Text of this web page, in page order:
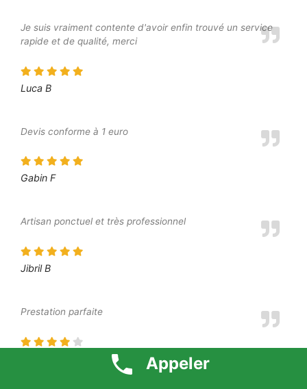
Je suis vraiment contente d'avoir enfin trouvé un service
rapide et de qualité, merci
Luca B
Devis conforme à 1 euro
Gabin F
Artisan ponctuel et très professionnel
Jibril B
Prestation parfaite
Appeler